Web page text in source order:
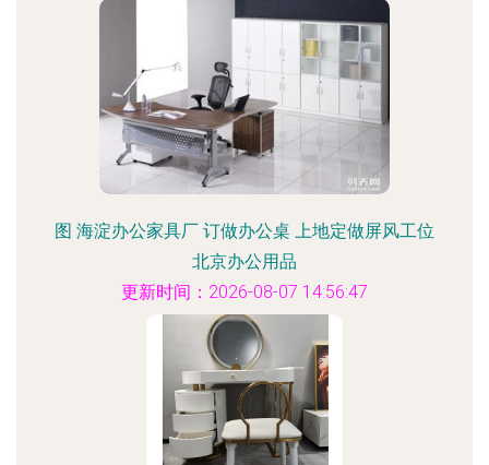
图 海淀办公家具厂 订做办公桌 上地定做屏风工位
北京办公用品
更新时间：2026-08-07 14:56:47